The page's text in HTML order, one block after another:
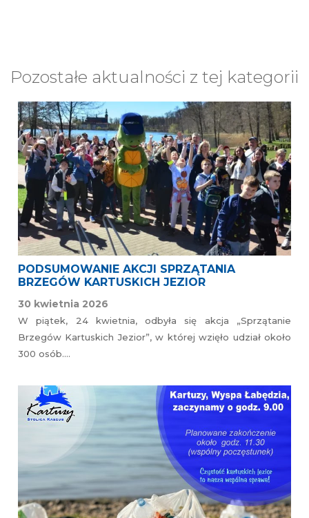
Pozostałe aktualności z tej kategorii
PODSUMOWANIE AKCJI SPRZĄTANIA
BRZEGÓW KARTUSKICH JEZIOR
30 kwietnia 2026
W piątek, 24 kwietnia, odbyła się akcja „Sprzątanie
Brzegów Kartuskich Jezior”, w której wzięło udział około
300 osób….